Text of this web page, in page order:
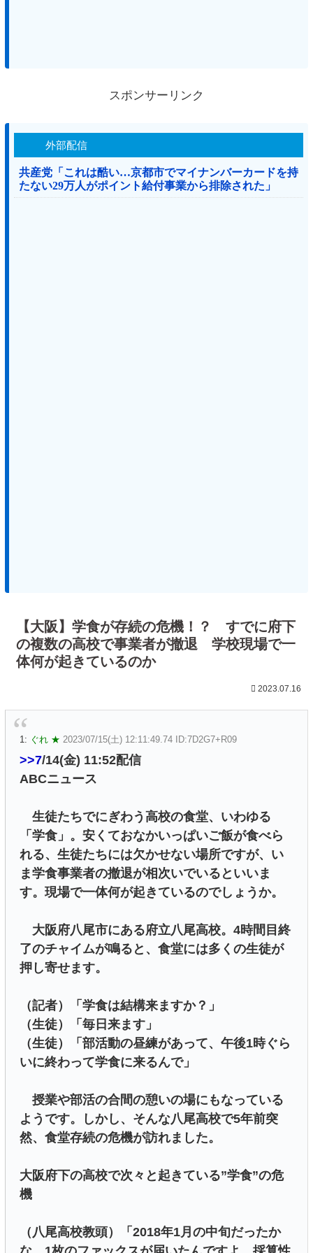
スポンサーリンク
外部配信
共産党「これは酷い…京都市でマイナンバーカードを持
たない29万人がポイント給付事業から排除された」
【大阪】学食が存続の危機！？ すでに府下
の複数の高校で事業者が撤退 学校現場で一
体何が起きているのか
2023.07.16
1: ぐれ ★ 2023/07/15(土) 12:11:49.74 ID:7D2G7+R09
>>7/14(金) 11:52配信
ABCニュース
生徒たちでにぎわう高校の食堂、いわゆる
「学食」。安くておなかいっぱいご飯が食べら
れる、生徒たちには欠かせない場所ですが、い
ま学食事業者の撤退が相次いでいるといいま
す。現場で一体何が起きているのでしょうか。
大阪府八尾市にある府立八尾高校。4時間目終
了のチャイムが鳴ると、食堂には多くの生徒が
押し寄せます。
（記者）「学食は結構来ますか？」
（生徒）「毎日来ます」
（生徒）「部活動の昼練があって、午後1時ぐら
いに終わって学食に来るんで」
授業や部活の合間の憩いの場にもなっている
ようです。しかし、そんな八尾高校で5年前突
然、食堂存続の危機が訪れました。
大阪府下の高校で次々と起きている”学食”の危
機
（八尾高校教頭）「2018年1月の中旬だったか